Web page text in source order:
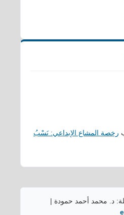
رخصة المشاع الإبداعي: نَسْبُ
د. محمد أحمد حمودة |